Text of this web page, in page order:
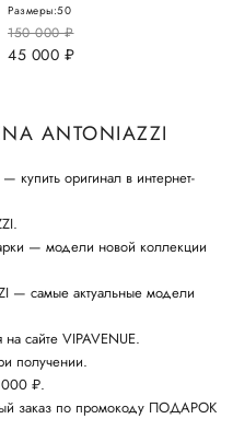
150 000руб.
45 000 руб.
Размеры:50
ANTONIAZZI
купить оригинал в интернет-
— модели новой коллекции
— самые актуальные модели
сайте VIPAVENUE.
получении.
000 ₽.
заказ по промокоду ПОДАРОК